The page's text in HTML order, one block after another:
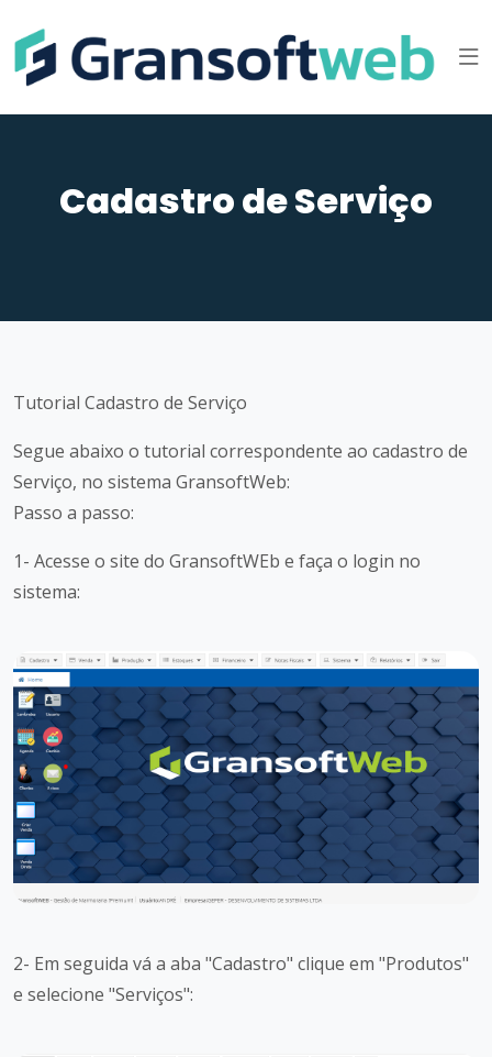
Cadastro de Serviço
Tutorial Cadastro de Serviço
Segue abaixo o tutorial correspondente ao cadastro de
Serviço, no sistema GransoftWeb:
Passo a passo:
1- Acesse o site do GransoftWEb e faça o login no
sistema:
2- Em seguida vá a aba "Cadastro" clique em "Produtos"
e selecione "Serviços":